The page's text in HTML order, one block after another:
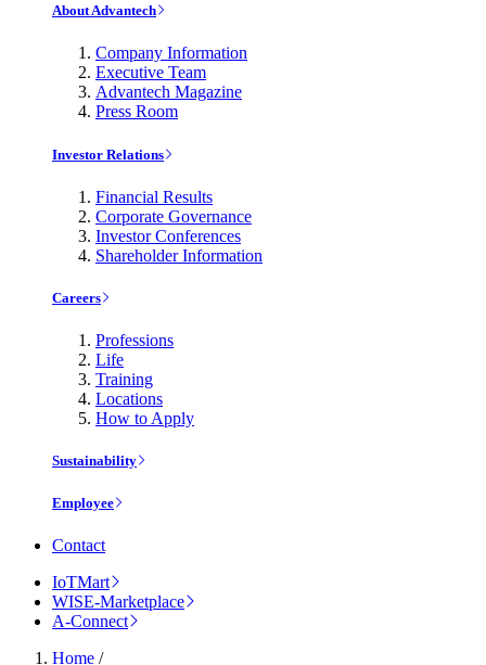
About Advantech
Company Information
Executive Team
Advantech Magazine
Press Room
Investor Relations
Financial Results
Corporate Governance
Investor Conferences
Shareholder Information
Careers
Professions
Life
Training
Locations
How to Apply
Sustainability
Employee
Contact
IoTMart
WISE-Marketplace
A-Connect
Home /